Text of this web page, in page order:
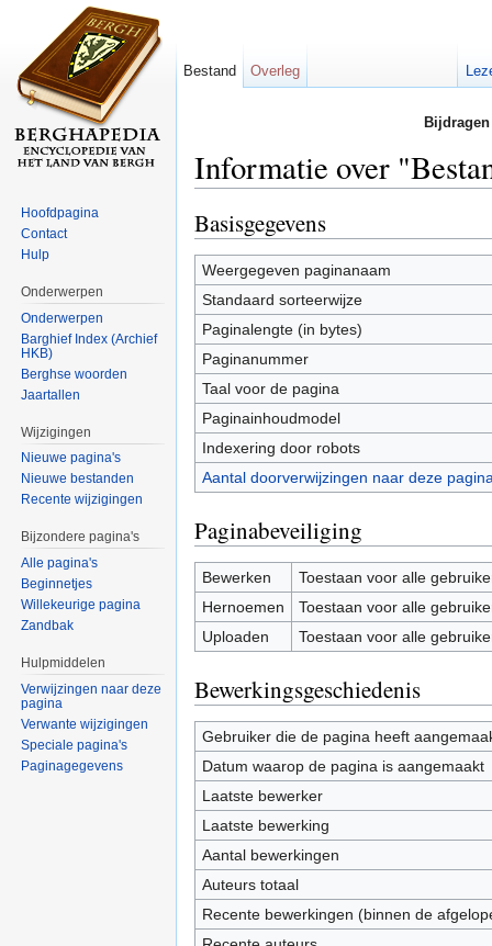
Informatie over
Basisgegevens
Weergegeven paginanaam
Standaard sorteerwijze
Paginalengte (in bytes)
Paginanummer
Taal voor de pagina
Paginainhoudmodel
Indexering door robots
Aantal doorverwijzingen naar deze
Paginabeveiliging
Bewerken
Toestaan voor alle
Hernoemen
Toestaan voor alle
Uploaden
Toestaan voor alle
Bewerkingsgeschiedenis
Gebruiker die de pagina heeft
Datum waarop de pagina is aangemaakt
Laatste bewerker
Laatste bewerking
Aantal bewerkingen
Auteurs totaal
Recente bewerkingen (binnen de
Bestand Overleg
Hoofdpagina
Contact
Hulp
Onderwerpen
Onderwerpen
Barghief Index (Archief
HKB)
Berghse woorden
Jaartallen
Wijzigingen
Nieuwe pagina's
Nieuwe bestanden
Recente wijzigingen
Bijzondere pagina's
Alle pagina's
Beginnetjes
Willekeurige pagina
Zandbak
Hulpmiddelen
Verwijzingen naar deze
pagina
Verwante wijzigingen
Speciale pagina's
Paginagegevens